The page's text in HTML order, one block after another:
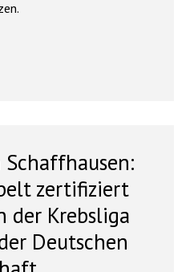
zertifiziert
der Krebsliga
Deutschen